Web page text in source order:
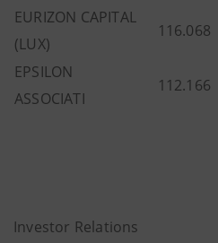
EURIZON CAPITAL
(LUX)
116.068
EPSILON
ASSOCIATI
112.166
Investor Relations